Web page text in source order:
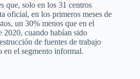
que, solo en los 31 centros
oficial, en los primeros meses de
un 30% menos que en el
2020, cuando habían sido
de fuentes de trabajo
en el segmento informal.